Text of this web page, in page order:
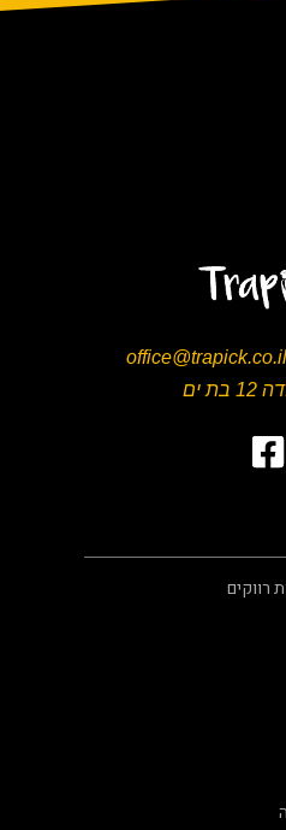
office@trapick.co.il
בת ים
רווקים